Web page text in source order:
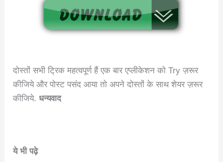
दोस्तों सभी ट्रिक महत्वपूर्ण हैं एक बार एप्लीकेशन को Try ज़रूर
कीजिये और पोस्ट पसंद आया तो अपने दोस्तों के साथ शेयर ज़रूर
कीजिये.धन्यवाद
ये भी पढ़े